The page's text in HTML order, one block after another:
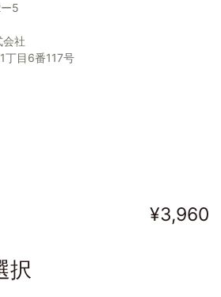
5
会社
丁目6番117号
¥3,960
択